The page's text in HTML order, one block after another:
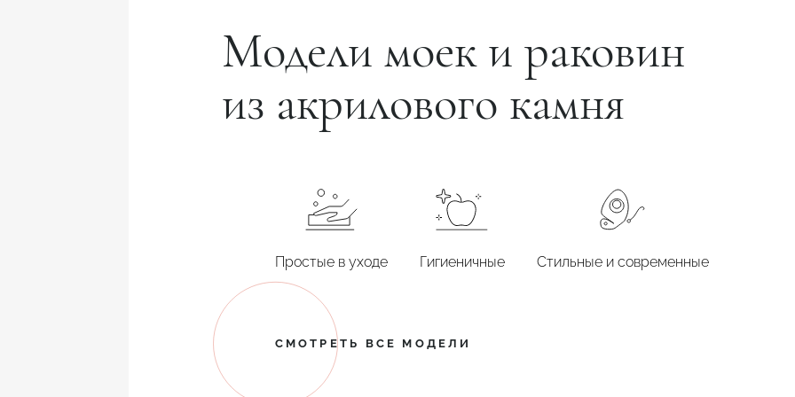
Модели моек и раковин
из акрилового камня
Простые в уходе Гигиеничные Стильные и современные
СМОТРЕТЬ ВСЕ МОДЕЛИ